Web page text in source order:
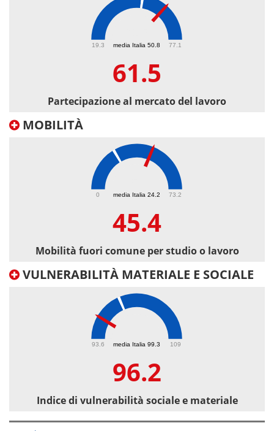
media Italia 50.8
19.3 77.1
61.5
Partecipazione al mercato del lavoro
MOBILITÀ
media Italia 24.2
0 73.2
45.4
Mobilità fuori comune per studio o lavoro
VULNERABILITÀ MATERIALE E SOCIALE
media Italia 99.3
93.6 109
96.2
Indice di vulnerabilità sociale e materiale